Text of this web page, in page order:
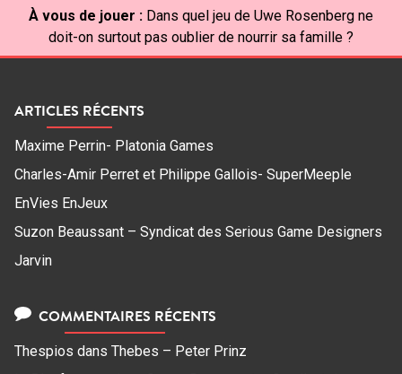
À vous de jouer : Dans quel jeu de Uwe Rosenberg ne
doit-on surtout pas oublier de nourrir sa famille ?
ARTICLES RÉCENTS
Maxime Perrin- Platonia Games
Charles-Amir Perret et Philippe Gallois- SuperMeeple
EnVies EnJeux
Suzon Beaussant – Syndicat des Serious Game Designers
Jarvin
COMMENTAIRES RÉCENTS
Thespios dans Thebes – Peter Prinz